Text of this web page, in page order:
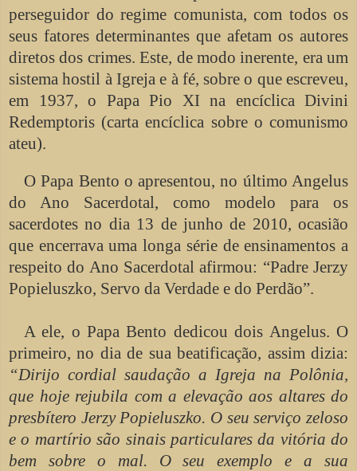
perseguidor do regime comunista, com todos os
seus fatores determinantes que afetam os autores
diretos dos crimes. Este, de modo inerente, era um
sistema hostil à Igreja e à fé, sobre o que escreveu,
em 1937, o Papa Pio XI na encíclica Divini
Redemptoris (carta encíclica sobre o comunismo
ateu).
O Papa Bento o apresentou, no último Angelus
do Ano Sacerdotal, como modelo para os
sacerdotes no dia 13 de junho de 2010, ocasião
que encerrava uma longa série de ensinamentos a
respeito do Ano Sacerdotal afirmou: “Padre Jerzy
Popieluszko, Servo da Verdade e do Perdão”.
A ele, o Papa Bento dedicou dois Angelus. O
primeiro, no dia de sua beatificação, assim dizia:
“Dirijo cordial saudação a Igreja na Polônia,
que hoje rejubila com a elevação aos altares do
presbítero Jerzy Popieluszko. O seu serviço zeloso
e o martírio são sinais particulares da vitória do
bem sobre o mal. O seu exemplo e a sua